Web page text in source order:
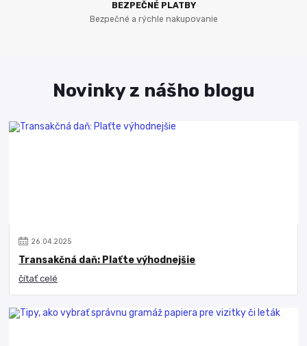
BEZPEČNÉ PLATBY
Bezpečné a rýchle nakupovanie
Novinky z nášho blogu
26.04.2025
Transakčná daň: Plaťte výhodnejšie
čítať celé